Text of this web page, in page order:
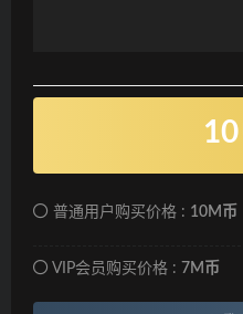
10
普通用户购买价格 : 10M币
VIP会员购买价格 : 7M币